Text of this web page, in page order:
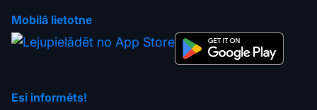
Mobilā lietotne
Esi informēts!